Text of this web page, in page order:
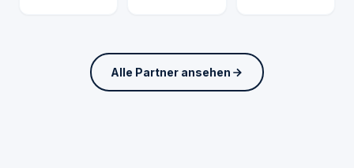
Alle Partner ansehen